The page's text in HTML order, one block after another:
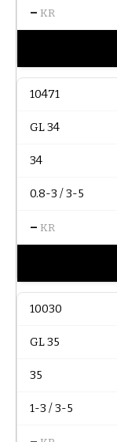
– KR
10471
GL 34
34
0.8-3 / 3-5
– KR
10030
GL 35
35
1-3 / 3-5